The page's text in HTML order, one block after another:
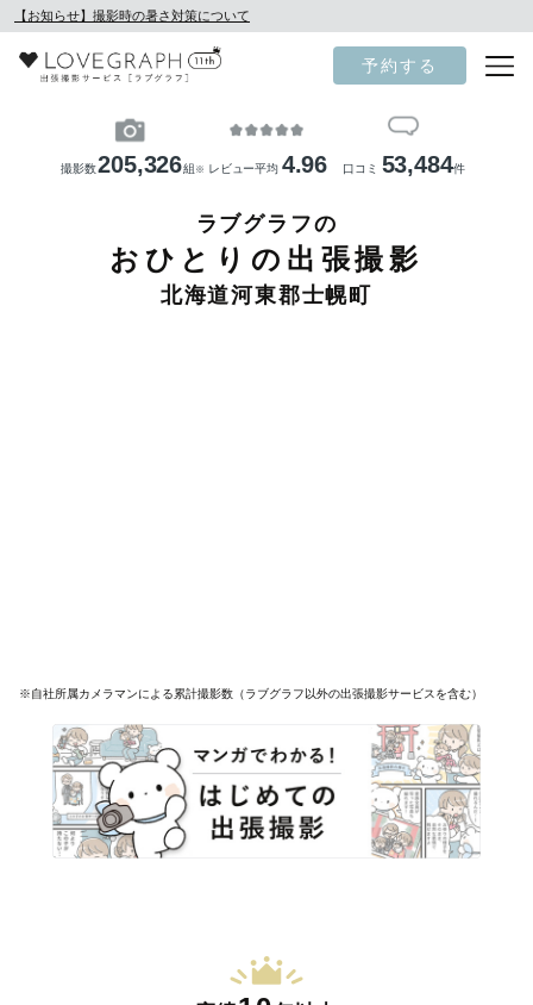
【お知らせ】撮影時の暑さ対策について
予約する
撮影数205,326組 ※ レビュー平均 4.96 口コミ 53,484件
ラブグラフの
おひとりの出張撮影
北海道河東郡士幌町
※自社所属カメラマンによる累計撮影数（ラブグラフ以外の出張撮影サービスを含む）